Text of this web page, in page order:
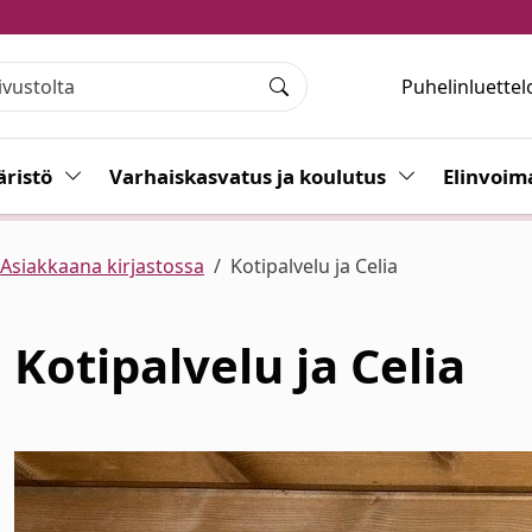
Haku
Vaihda alasvetovalikkoa
Varhaiskasvatus ja koulutus Vaihda
Asiakkaana kirjastossa Kotipalvelu ja Celia
Kotipalvelu ja Celia